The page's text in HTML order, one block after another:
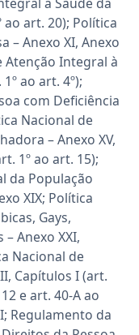
ao art. 20); Política
– Anexo XI, Anexo
Atenção Integral à
ao art. 4º);
com Deficiência
Nacional de
– Anexo XV,
1º ao art. 15);
da População
XIX; Política
Gays,
Anexo XXI,
Nacional de
Capítulos I (art.
e art. 40-A ao
Regulamento da